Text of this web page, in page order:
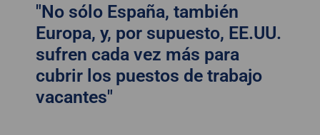
"No sólo España, también
Europa, y, por supuesto, EE.UU.
sufren cada vez más para
cubrir los puestos de trabajo
vacantes"